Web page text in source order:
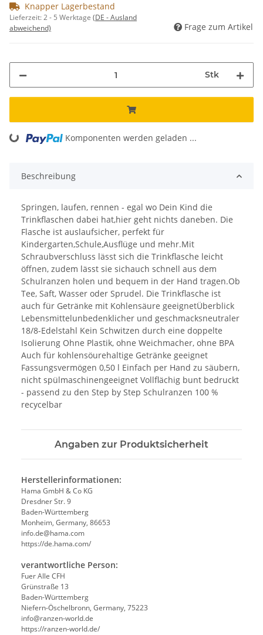
Knapper Lagerbestand
Lieferzeit:2 - 5 Werktage (DE - Ausland
abweichend)
Frage zum Artikel
Stk
Loading... Komponenten werden geladen ...
Beschreibung
Springen, laufen, rennen - egal wo Dein Kind die
Trinkflaschen dabei hat,hier geht nichts daneben. Die
Flasche ist auslaufsicher, perfekt für
Kindergarten,Schule,Ausflüge und mehr.Mit
Schraubverschluss lässt sich die Trinkflasche leicht
öffnen, zudem lässt sie sichauch schnell aus dem
Schulranzen holen und bequem in der Hand tragen.Ob
Tee, Saft, Wasser oder Sprudel. Die Trinkflasche ist
auch für Getränke mit Kohlensäure geeignetÜberblick
Lebensmittelunbedenklicher und geschmacksneutraler
18/8-Edelstahl Kein Schwitzen durch eine doppelte
Isolierung Ohne Plastik, ohne Weichmacher, ohne BPA
Auch für kohlensöurehaltige Getränke geeignet
Fassungsvermögen 0,50 l Einfach per Hand zu säubern,
nicht spülmaschinengeeignet Vollflächig bunt bedruckt
- passend zu den Step by Step Schulranzen 100 %
recycelbar
Angaben zur Produktsicherheit
Herstellerinformationen:
Hama GmbH & Co KG
Dresdner Str. 9
Baden-Württemberg
Monheim, Germany, 86653
info.de@hama.com
https://de.hama.com/
verantwortliche Person:
Fuer Alle CFH
Grünstraße 13
Baden-Württemberg
Niefern-Öschelbronn, Germany, 75223
info@ranzen-world.de
https://ranzen-world.de/